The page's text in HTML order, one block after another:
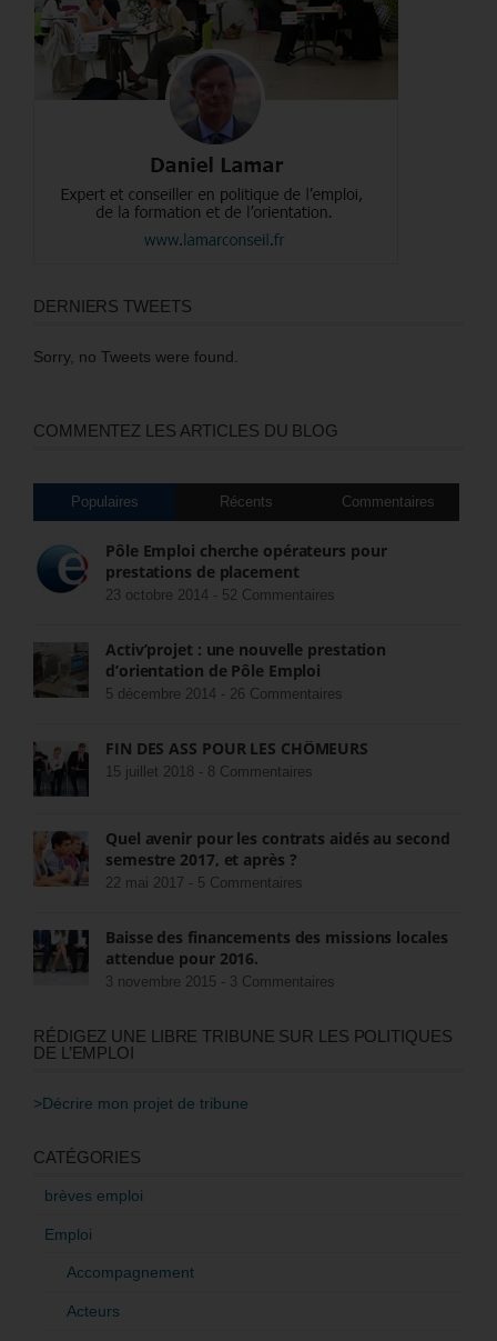
DERNIERS TWEETS
Sorry, no Tweets were found.
COMMENTEZ LES ARTICLES DU BLOG
Populaires Récents Commentaires
Pôle Emploi cherche opérateurs pour
prestations de placement
23 octobre 2014 - 52 Commentaires
Activ’projet : une nouvelle prestation
d’orientation de Pôle Emploi
5 décembre 2014 - 26 Commentaires
FIN DES ASS POUR LES CHÔMEURS
15 juillet 2018 - 8 Commentaires
Quel avenir pour les contrats aidés au second
semestre 2017, et après ?
22 mai 2017 - 5 Commentaires
Baisse des financements des missions locales
attendue pour 2016.
3 novembre 2015 - 3 Commentaires
RÉDIGEZ UNE LIBRE TRIBUNE SUR LES POLITIQUES
DE L’EMPLOI
>Décrire mon projet de tribune
CATÉGORIES
brèves emploi
Emploi
Accompagnement
Acteurs